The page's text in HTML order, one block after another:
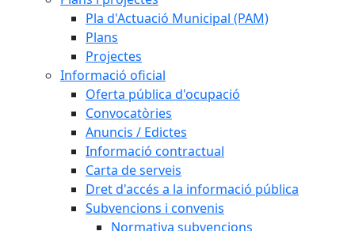
Pla d'Actuació Municipal (PAM)
Plans
Projectes
Informació oficial
Oferta pública d'ocupació
Convocatòries
Anuncis / Edictes
Informació contractual
Carta de serveis
Dret d'accés a la informació pública
Subvencions i convenis
Normativa subvencions